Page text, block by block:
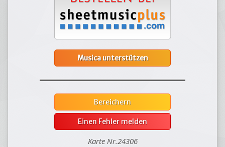
Musica unterstützen
Bereichern
Einen Fehler melden
Karte Nr.24306